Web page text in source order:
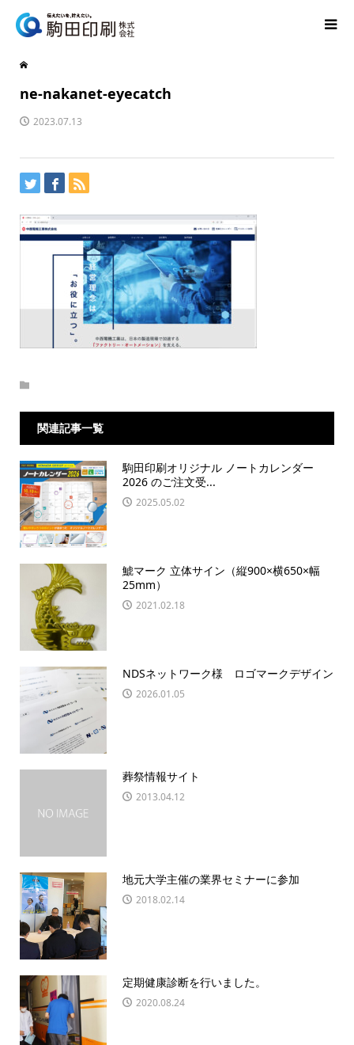
ne-nakanet-eyecatch
2023.07.13
関連記事一覧
駒田印刷オリジナル ノートカレンダー
2026 のご注文受...
2025.05.02
鯱マーク 立体サイン（縦900×横650×幅
25mm）
2021.02.18
NDSネットワーク様 ロゴマークデザイン
2026.01.05
葬祭情報サイト
2013.04.12
地元大学主催の業界セミナーに参加
2018.02.14
定期健康診断を行いました。
2020.08.24